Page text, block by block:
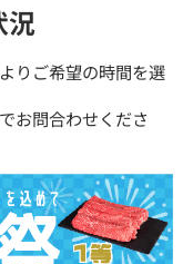
況
りご希望の時間を選
お問合わせくださ